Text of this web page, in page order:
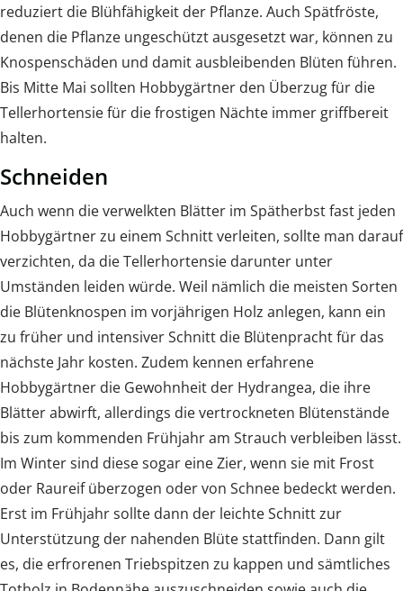
reduziert die Blühfähigkeit der Pflanze. Auch Spätfröste,
denen die Pflanze ungeschützt ausgesetzt war, können zu
Knospenschäden und damit ausbleibenden Blüten führen.
Bis Mitte Mai sollten Hobbygärtner den Überzug für die
Tellerhortensie für die frostigen Nächte immer griffbereit
halten.
Schneiden
Auch wenn die verwelkten Blätter im Spätherbst fast jeden
Hobbygärtner zu einem Schnitt verleiten, sollte man darauf
verzichten, da die Tellerhortensie darunter unter
Umständen leiden würde. Weil nämlich die meisten Sorten
die Blütenknospen im vorjährigen Holz anlegen, kann ein
zu früher und intensiver Schnitt die Blütenpracht für das
nächste Jahr kosten. Zudem kennen erfahrene
Hobbygärtner die Gewohnheit der Hydrangea, die ihre
Blätter abwirft, allerdings die vertrockneten Blütenstände
bis zum kommenden Frühjahr am Strauch verbleiben lässt.
Im Winter sind diese sogar eine Zier, wenn sie mit Frost
oder Raureif überzogen oder von Schnee bedeckt werden.
Erst im Frühjahr sollte dann der leichte Schnitt zur
Unterstützung der nahenden Blüte stattfinden. Dann gilt
es, die erfrorenen Triebspitzen zu kappen und sämtliches